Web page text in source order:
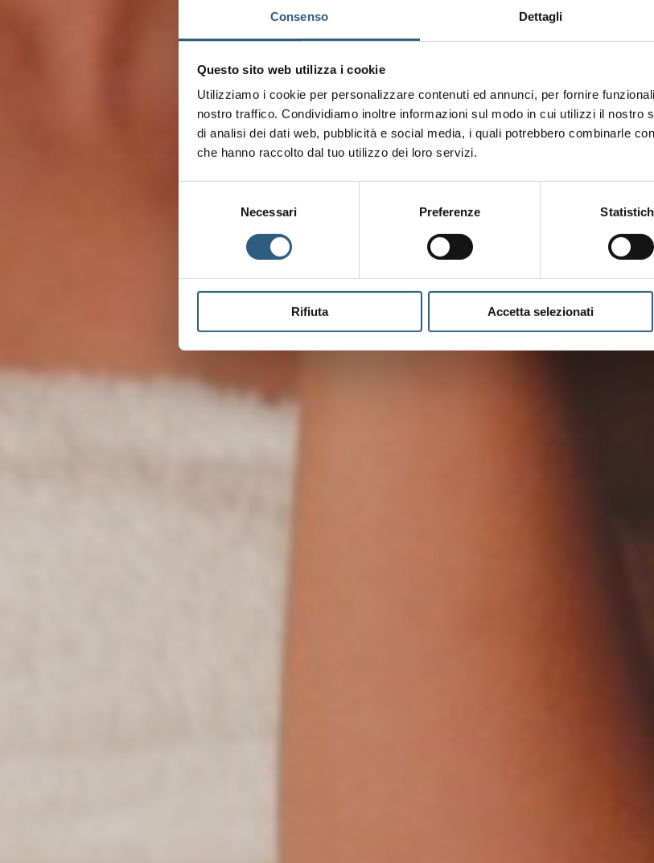
Consenso Dettagli
Questo sito web utilizza i cookie
Utilizziamo i cookie per personalizzare contenuti ed annunci, per fornire
nostro traffico. Condividiamo inoltre informazioni sul modo in cui utilizzi il nostro
di analisi dei dati web, pubblicità e social media, i quali potrebbero combinarle
che hanno raccolto dal tuo utilizzo dei loro servizi.
Necessari Preferenze
Rifiuta Accetta selezionati